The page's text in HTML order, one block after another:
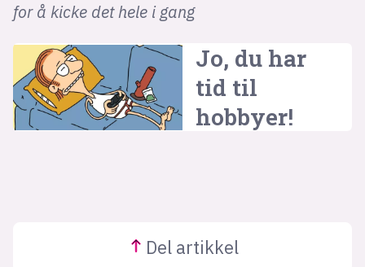
for å kicke det hele i gang
Jo, du har
tid til
hobbyer!
Del artikkel